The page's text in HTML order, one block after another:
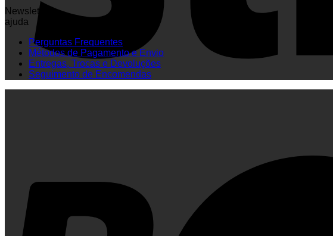
Newsletter
ajuda
Perguntas Frequentes
Métodos de Pagamento e Envio
Entregas, Trocas e Devoluções
Seguimento de Encomendas